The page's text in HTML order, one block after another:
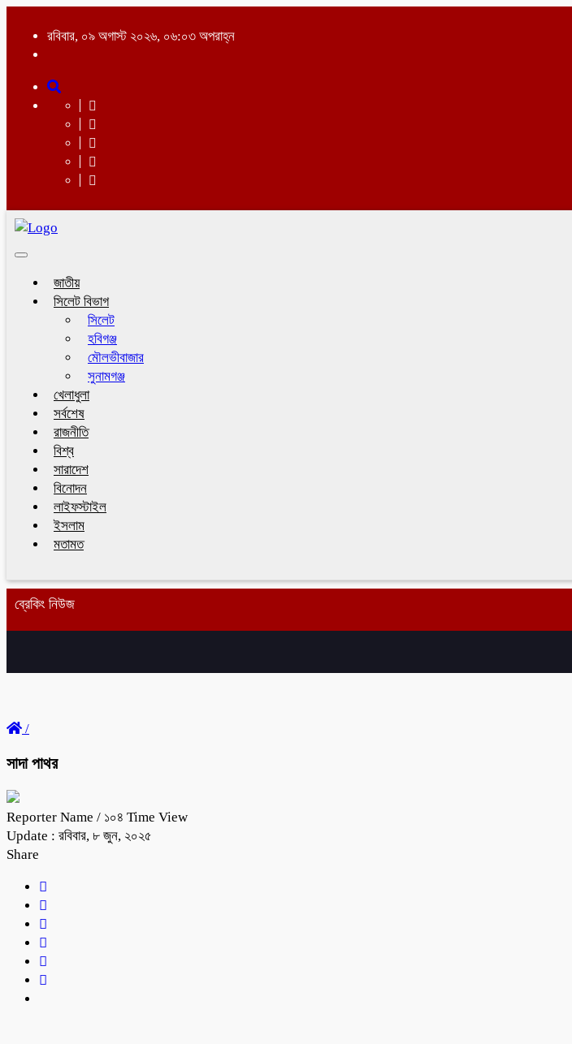
রবিবার, ০৯ অগাস্ট ২০২৬, ০৬:০৩ অপরাহ্ন
Toggle
জাতীয়
সিলেট বিভাগ
সিলেট
হবিগঞ্জ
মৌলভীবাজার
সুনামগঞ্জ
খেলাধুলা
সর্বশেষ
রাজনীতি
বিশ্ব
সারাদেশ
বিনোদন
লাইফস্টাইল
ইসলাম
মতামত
ব্রেকিং নিউজ
/
সাদা পাথর
Reporter Name / ১০৪ Time View
Update : রবিবার, ৮ জুন, ২০২৫
Share